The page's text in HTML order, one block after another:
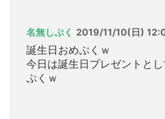
名無しぷく 2019/11/10(日)
誕生日おめぷくｗ
今日は誕生日プレゼントとし
ぷくｗ